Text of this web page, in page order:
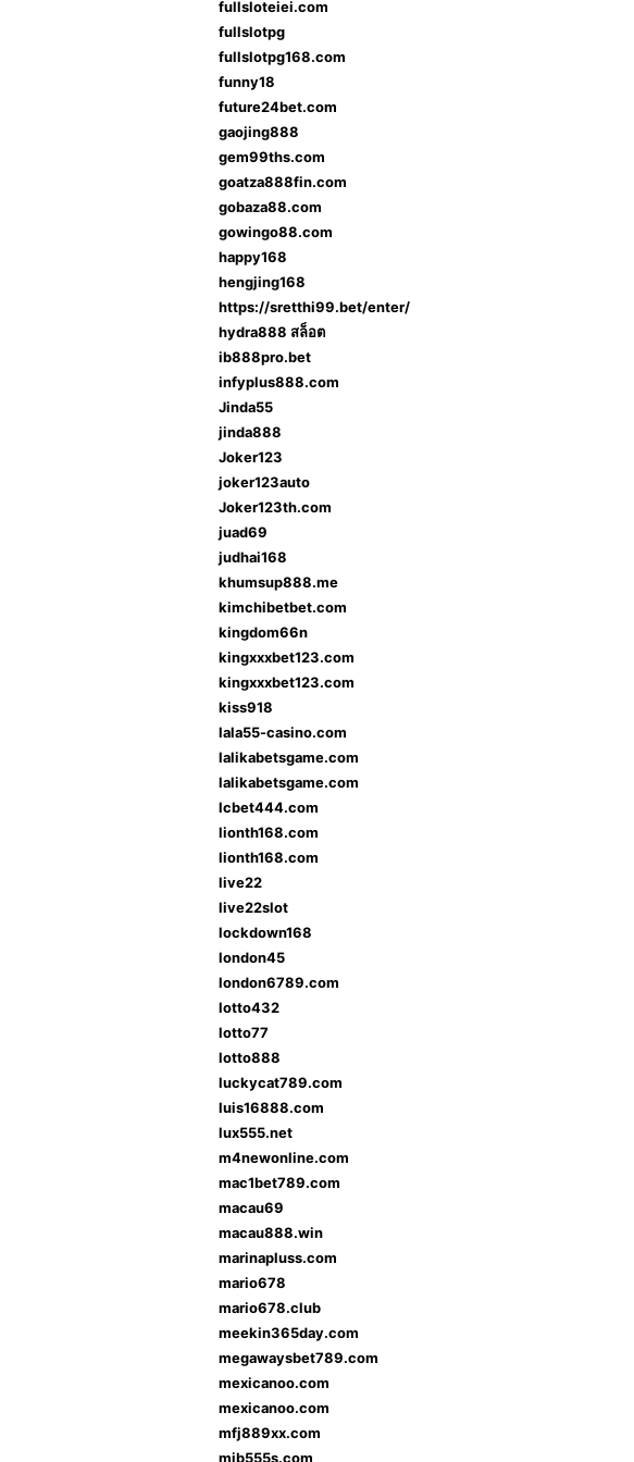
fullsloteiei.com
fullslotpg
fullslotpg168.com
funny18
future24bet.com
gaojing888
gem99ths.com
goatza888fin.com
gobaza88.com
gowingo88.com
happy168
hengjing168
https://sretthi99.bet/enter/
hydra888 สล็อต
ib888pro.bet
infyplus888.com
Jinda55
jinda888
Joker123
joker123auto
Joker123th.com
juad69
judhai168
khumsup888.me
kimchibetbet.com
kingdom66n
kingxxxbet123.com
kingxxxbet123.com
kiss918
lala55-casino.com
lalikabetsgame.com
lalikabetsgame.com
lcbet444.com
lionth168.com
lionth168.com
live22
live22slot
lockdown168
london45
london6789.com
lotto432
lotto77
lotto888
luckycat789.com
luis16888.com
lux555.net
m4newonline.com
mac1bet789.com
macau69
macau888.win
marinapluss.com
mario678
mario678.club
meekin365day.com
megawaysbet789.com
mexicanoo.com
mexicanoo.com
mfj889xx.com
mib555s.com